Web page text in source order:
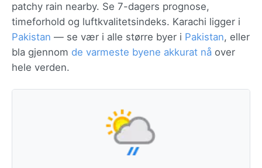
patchy rain nearby. Se 7-dagers prognose,
timeforhold og luftkvalitetsindeks. Karachi ligger i
Pakistan — se vær i alle større byer i Pakistan, eller
bla gjennom de varmeste byene akkurat nå over
hele verden.